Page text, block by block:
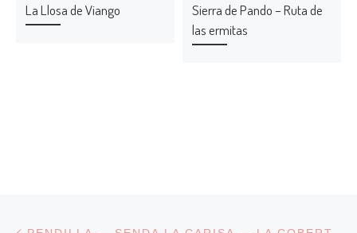
La Llosa de Viango
Sierra de Pando – Ruta de
las ermitas
Navegación de entradas